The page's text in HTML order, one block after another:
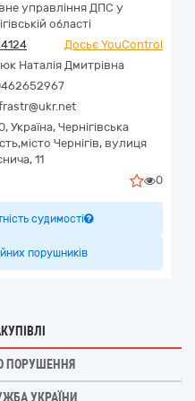
управління ДПС у
області
Досьє YouControl
Наталія Дмитрівна
Україна, Чернігівська
місто Чернігів, вулиця
11
0
судимості
порушників
ПОРУШЕННЯ
УКРАЇНИ